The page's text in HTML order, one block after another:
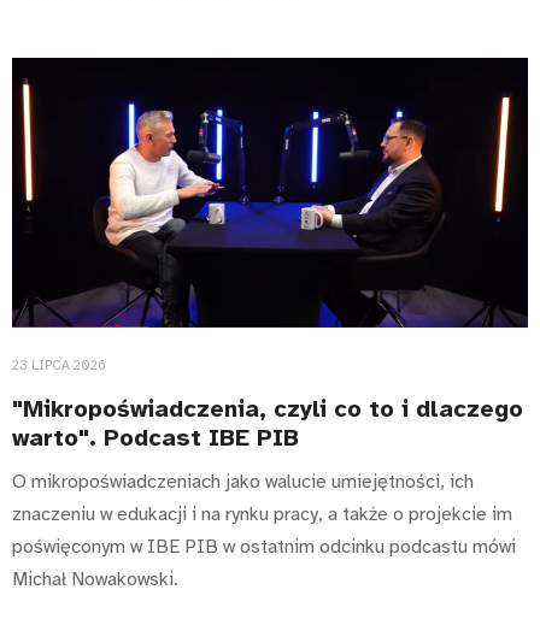
23 LIPCA 2026
"Mikropoświadczenia, czyli co to i dlaczego
warto". Podcast IBE PIB
O mikropoświadczeniach jako walucie umiejętności, ich
znaczeniu w edukacji i na rynku pracy, a także o projekcie im
poświęconym w IBE PIB w ostatnim odcinku podcastu mówi
Michał Nowakowski.